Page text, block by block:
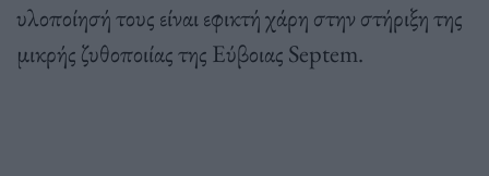
υλοποίησή τους είναι εφικτή χάρη στην στήριξη της
μικρής ζυθοποιίας της Εύβοιας Septem.